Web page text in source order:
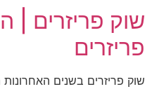
שוק פריזרים |
פריזרים
שוק פריזרים בשנים